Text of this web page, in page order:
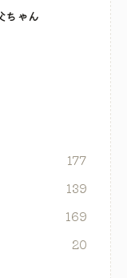
ちゃん
177
139
169
20